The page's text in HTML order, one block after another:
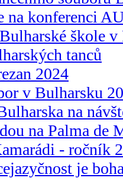
na konferenci
škole v
tanců
2024
v Bulharsku
na
na Palma de
- ročník
je